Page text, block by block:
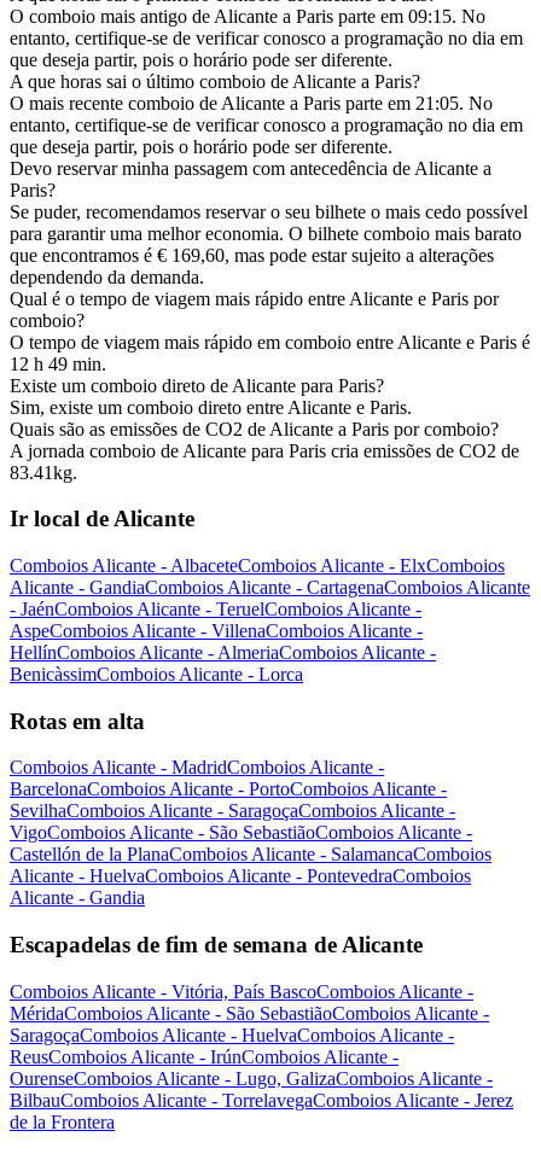
O comboio mais antigo de Alicante a Paris parte em 09:15. No
entanto, certifique-se de verificar conosco a programação no dia em
que deseja partir, pois o horário pode ser diferente.
A que horas sai o último comboio de Alicante a Paris?
O mais recente comboio de Alicante a Paris parte em 21:05. No
entanto, certifique-se de verificar conosco a programação no dia em
que deseja partir, pois o horário pode ser diferente.
Devo reservar minha passagem com antecedência de Alicante a
Paris?
Se puder, recomendamos reservar o seu bilhete o mais cedo possível
para garantir uma melhor economia. O bilhete comboio mais barato
que encontramos é € 169,60, mas pode estar sujeito a alterações
dependendo da demanda.
Qual é o tempo de viagem mais rápido entre Alicante e Paris por
comboio?
O tempo de viagem mais rápido em comboio entre Alicante e Paris é
12 h 49 min.
Existe um comboio direto de Alicante para Paris?
Sim, existe um comboio direto entre Alicante e Paris.
Quais são as emissões de CO2 de Alicante a Paris por comboio?
A jornada comboio de Alicante para Paris cria emissões de CO2 de
83.41kg.
Ir local de Alicante
Comboios Alicante - AlbaceteComboios Alicante - ElxComboios
Alicante - GandiaComboios Alicante - CartagenaComboios Alicante
- JaénComboios Alicante - TeruelComboios Alicante -
AspeComboios Alicante - VillenaComboios Alicante -
HellínComboios Alicante - AlmeriaComboios Alicante -
BenicàssimComboios Alicante - Lorca
Rotas em alta
Comboios Alicante - MadridComboios Alicante -
BarcelonaComboios Alicante - PortoComboios Alicante -
SevilhaComboios Alicante - SaragoçaComboios Alicante -
VigoComboios Alicante - São SebastiãoComboios Alicante -
Castellón de la PlanaComboios Alicante - SalamancaComboios
Alicante - HuelvaComboios Alicante - PontevedraComboios
Alicante - Gandia
Escapadelas de fim de semana de Alicante
Comboios Alicante - Vitória, País BascoComboios Alicante -
MéridaComboios Alicante - São SebastiãoComboios Alicante -
SaragoçaComboios Alicante - HuelvaComboios Alicante -
ReusComboios Alicante - IrúnComboios Alicante -
OurenseComboios Alicante - Lugo, GalizaComboios Alicante -
BilbauComboios Alicante - TorrelavegaComboios Alicante - Jerez
de la Frontera